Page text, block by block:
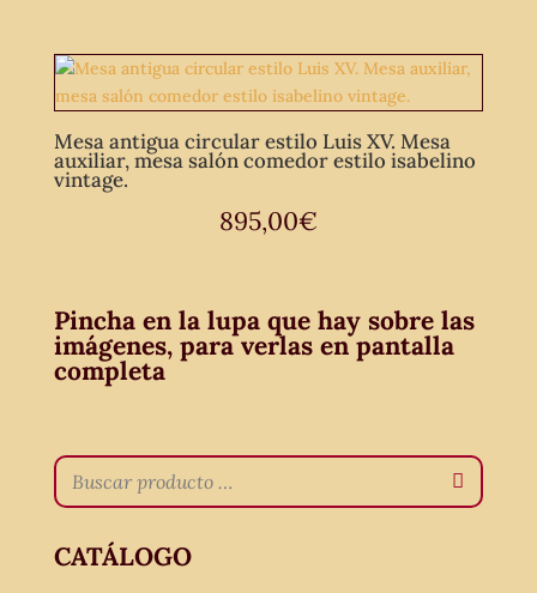
Mesa antigua circular estilo Luis XV. Mesa
auxiliar, mesa salón comedor estilo isabelino
vintage.
895,00€
Pincha en la lupa que hay sobre las
imágenes, para verlas en pantalla
completa
CATÁLOGO